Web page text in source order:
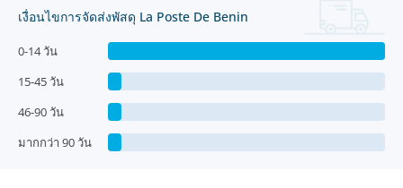
เงื่อนไขการจัดส่งพัสดุ La Poste De Benin
0-14 วัน
15-45 วัน
46-90 วัน
มากกว่า 90 วัน